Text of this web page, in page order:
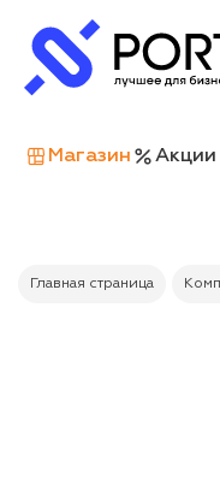
Магазин Акции
Главная страница